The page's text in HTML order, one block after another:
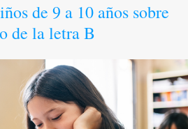
de 9 a 10 años sobre
de la letra B